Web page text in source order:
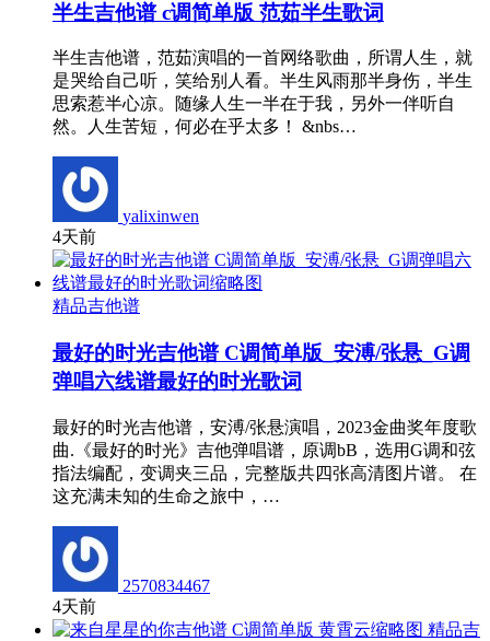
半生吉他谱 c调简单版 范茹半生歌词
半生吉他谱，范茹演唱的一首网络歌曲，所谓人生，就
是哭给自己听，笑给别人看。半生风雨那半身伤，半生
思索惹半心凉。随缘人生一半在于我，另外一伴听自
然。人生苦短，何必在乎太多！ &nbs…
yalixinwen
4天前
精品吉他谱
最好的时光吉他谱 C调简单版_安溥/张悬_G调
弹唱六线谱最好的时光歌词
最好的时光吉他谱，安溥/张悬演唱，2023金曲奖年度歌
曲.《最好的时光》吉他弹唱谱，原调bB，选用G调和弦
指法编配，变调夹三品，完整版共四张高清图片谱。 在
这充满未知的生命之旅中，…
2570834467
4天前
精品吉